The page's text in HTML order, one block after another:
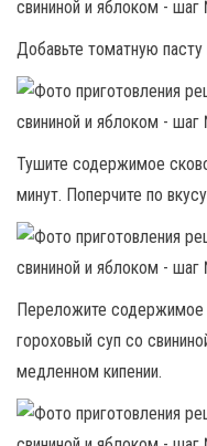
Добавьте томатную
Тушите содержимое
минут. Поперчите по
Переложите содержимое
гороховый суп со
медленном кипении.